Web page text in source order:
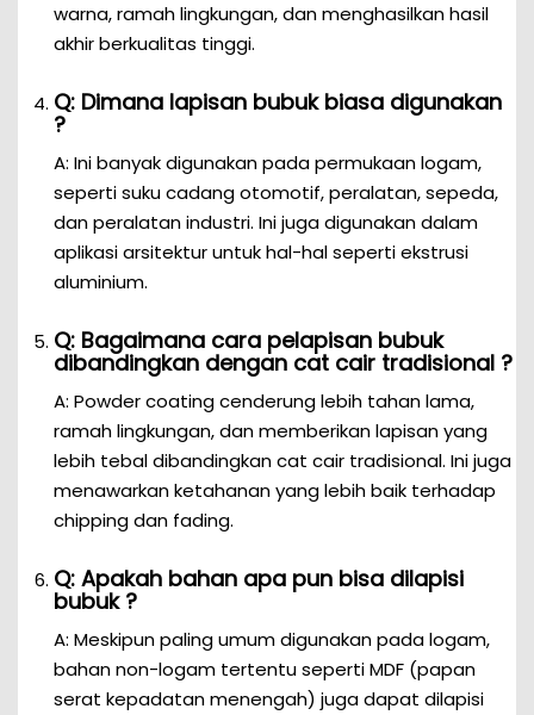
warna, ramah lingkungan, dan menghasilkan hasil
akhir berkualitas tinggi.
Q: Dimana lapisan bubuk biasa digunakan
?
A: Ini banyak digunakan pada permukaan logam,
seperti suku cadang otomotif, peralatan, sepeda,
dan peralatan industri. Ini juga digunakan dalam
aplikasi arsitektur untuk hal-hal seperti ekstrusi
aluminium.
Q: Bagaimana cara pelapisan bubuk
dibandingkan dengan cat cair tradisional ?
A: Powder coating cenderung lebih tahan lama,
ramah lingkungan, dan memberikan lapisan yang
lebih tebal dibandingkan cat cair tradisional. Ini juga
menawarkan ketahanan yang lebih baik terhadap
chipping dan fading.
Q: Apakah bahan apa pun bisa dilapisi
bubuk ?
A: Meskipun paling umum digunakan pada logam,
bahan non-logam tertentu seperti MDF (papan
serat kepadatan menengah) juga dapat dilapisi